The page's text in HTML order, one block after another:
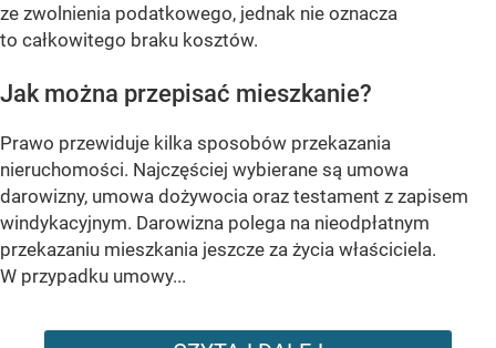
ze zwolnienia podatkowego, jednak nie oznacza
to całkowitego braku kosztów.
Jak można przepisać mieszkanie?
Prawo przewiduje kilka sposobów przekazania
nieruchomości. Najczęściej wybierane są umowa
darowizny, umowa dożywocia oraz testament z zapisem
windykacyjnym. Darowizna polega na nieodpłatnym
przekazaniu mieszkania jeszcze za życia właściciela.
W przypadku umowy...